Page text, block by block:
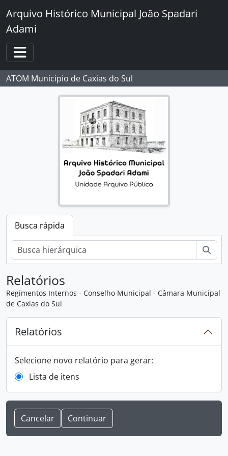
Skip to main content
Arquivo Histórico Municipal João Spadari
Adami
Toggle navigation
ATOM Municipio de Caxias do Sul
Busca rápida
Relatórios
Regimentos Internos - Conselho Municipal - Câmara Municipal
de Caxias do Sul
Relatórios
Selecione novo relatório para gerar:
Lista de itens
Cancelar